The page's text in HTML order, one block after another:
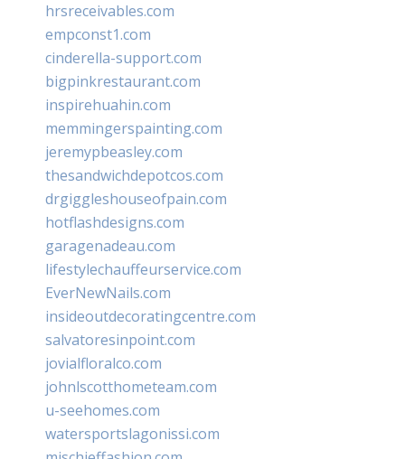
hrsreceivables.com
empconst1.com
cinderella-support.com
bigpinkrestaurant.com
inspirehuahin.com
memmingerspainting.com
jeremypbeasley.com
thesandwichdepotcos.com
drgiggleshouseofpain.com
hotflashdesigns.com
garagenadeau.com
lifestylechauffeurservice.com
EverNewNails.com
insideoutdecoratingcentre.com
salvatoresinpoint.com
jovialfloralco.com
johnlscotthometeam.com
u-seehomes.com
watersportslagonissi.com